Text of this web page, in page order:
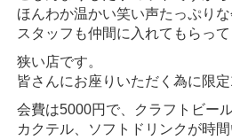
ほんわか温かい笑い声たっぷり
スタッフも仲間に入れてもらっ
狭い店です。
皆さんにお座りいただく為に限
会費は5000円で、クラフトビー
カクテル、ソフトドリンクが時